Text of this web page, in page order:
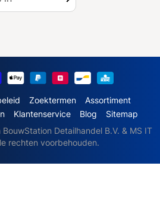
Zoektermen
Assortiment
Klantenservice Blog
Sitemap
Detailhandel B.V. & MS IT
rechten voorbehouden.